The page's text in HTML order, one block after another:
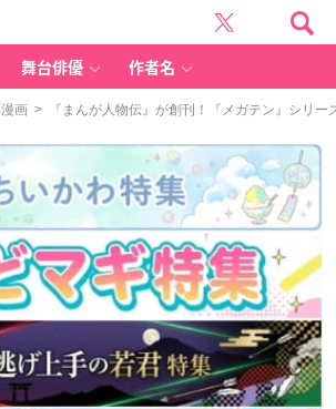
舞台俳優 作者名
漫画 > 『まんが人物伝』が創刊！『メガテン』シリー